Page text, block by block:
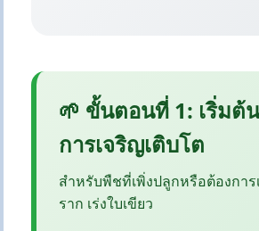
🌱 ขั้นตอนที่ 1: เริ่มต้
การเจริญเติบโต
สำหรับพืชที่เพิ่งปลูกหรือต้องการเ
ราก เร่งใบเขียว